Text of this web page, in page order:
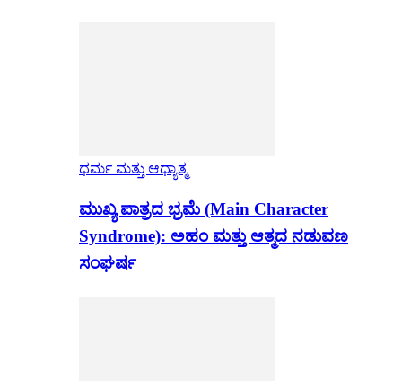
ಧರ್ಮ ಮತ್ತು ಆಧ್ಯಾತ್ಮ
ಮುಖ್ಯ ಪಾತ್ರದ ಭ್ರಮೆ (Main Character
Syndrome): ಅಹಂ ಮತ್ತು ಆತ್ಮದ ನಡುವಣ
ಸಂಘರ್ಷ